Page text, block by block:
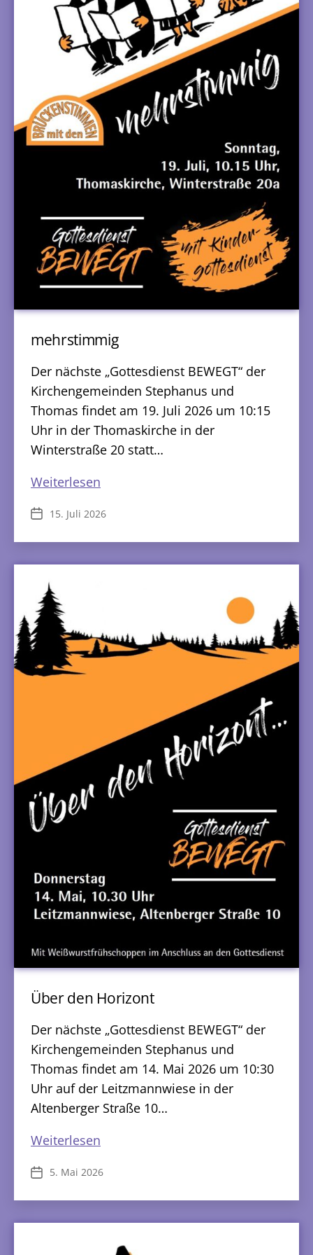
mehrstimmig
Der nächste „Gottesdienst BEWEGT“ der
Kirchengemeinden Stephanus und
Thomas findet am 19. Juli 2026 um 10:15
Uhr in der Thomaskirche in der
Winterstraße 20 statt…
Weiterlesen
Veröffentlichungsdatum
15. Juli 2026
Über den Horizont
Der nächste „Gottesdienst BEWEGT“ der
Kirchengemeinden Stephanus und
Thomas findet am 14. Mai 2026 um 10:30
Uhr auf der Leitzmannwiese in der
Altenberger Straße 10…
Weiterlesen
Horizont
Veröffentlichungsdatum
5. Mai 2026